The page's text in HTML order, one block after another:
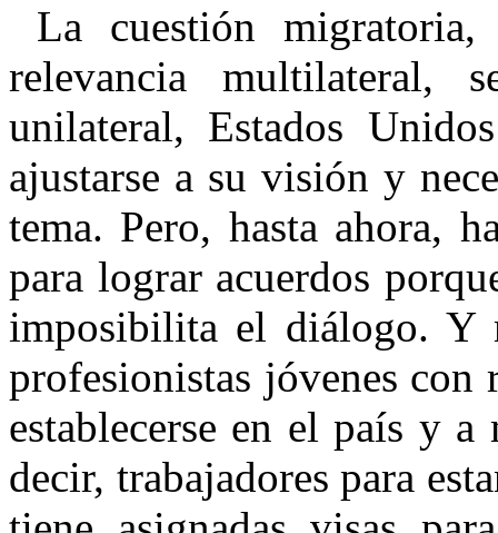
La cuestión
relevancia multilateral,
unilateral, Estados
ajustarse a su visión y
tema. Pero, hasta ahora,
para lograr acuerdos
imposibilita el diálogo. Y
profesionistas jóvenes con
establecerse en el país y
decir, trabajadores para